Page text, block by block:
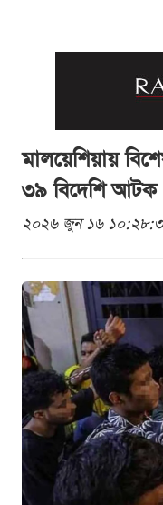
মালয়েশিয়ায়
৩৯ বিদেশি আটক
২০২৬ জুন ১৬